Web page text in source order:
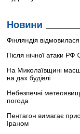
Новини
Фінляндія
Після нічної атаки
На Миколаївщині
на дах будівлі
Небезпечні
погода
Пентагон вимагає
Іраном